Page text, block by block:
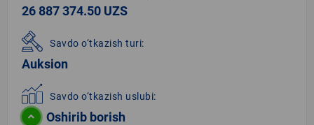
26 887 374.50 UZS
Savdo o‘tkazish turi:
Auksion
Savdo o‘tkazish uslubi:
Oshirib borish